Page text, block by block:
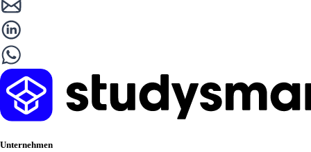
Unternehmen